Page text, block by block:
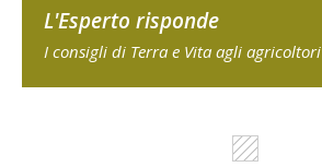
L'Esperto risponde
I consigli di Terra e Vita agli agricoltori